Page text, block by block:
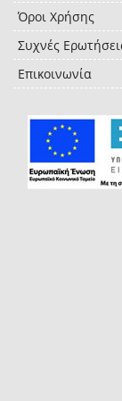
Όροι Χρήσης
Συχνές
Επικοινωνία